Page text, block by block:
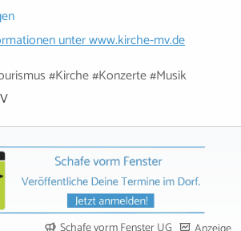
unterwww.kirche-mv.de
#Kirche #Konzerte #Musik